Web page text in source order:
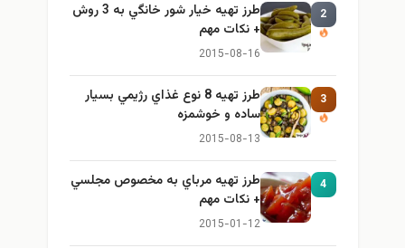
2
طرز تهيه خیار شور خانگي به 3 روش
+ نكات مهم
2015-08-16
3
طرز تهيه 8 نوع غذاي رژيمي بسيار
ساده و خوشمزه
2015-08-13
4
طرز تهيه مرباي به مخصوص مجلسي
+ نكات مهم
2015-01-12